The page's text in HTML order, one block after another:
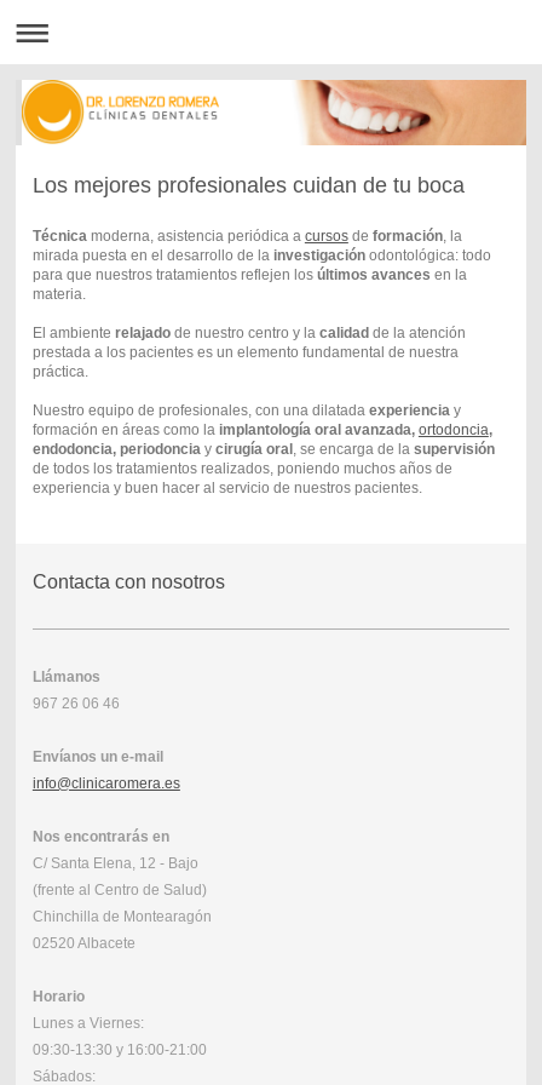
Los mejores profesionales cuidan de tu boca
Técnicamoderna, asistencia periódica a cursosde formación, la
mirada puesta en el desarrollo de la investigaciónodontológica: todo
para que nuestros tratamientos reflejen los últimos avances en la
materia.
El ambiente relajadode nuestro centro y la calidad de la atención
prestada a los pacientes es un elemento fundamental de nuestra
práctica.
Nuestro equipo de profesionales, con una dilatada experienciay
formación en áreas como la implantología oral avanzada, ortodoncia,
endodoncia, periodonciay cirugía oral , se encarga de la supervisión
de todos los tratamientos realizados, poniendo muchos años de
experiencia y buen hacer al servicio de nuestros pacientes.
Contacta con nosotros
Llámanos
967 26 06 46
Envíanos un e-mail
info@clinicaromera.es
Nos encontrarás en
C/ Santa Elena, 12 - Bajo
(frente al Centro de Salud)
Chinchilla de Montearagón
02520 Albacete
Horario
Lunes a Viernes:
09:30-13:30 y 16:00-21:00
Sábados: